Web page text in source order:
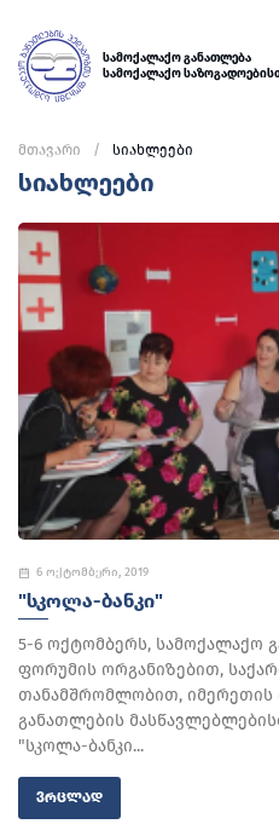
სამოქალაქო განათლება
სამოქალაქო
მთავარი სიახლეები
სიახლეები
6 ოქტომბერი, 2019
"ᲡᲙᲝᲚᲐ-ᲑᲐᲜᲙᲘ"
5-6 ოქტომბერს, სამოქალაქო
ფორუმის ორგანიზებით,
თანამშრომლობით, იმერეთის
განათლების
"სკოლა-ბანკი...
ᲕᲠᲪᲚᲐᲓ